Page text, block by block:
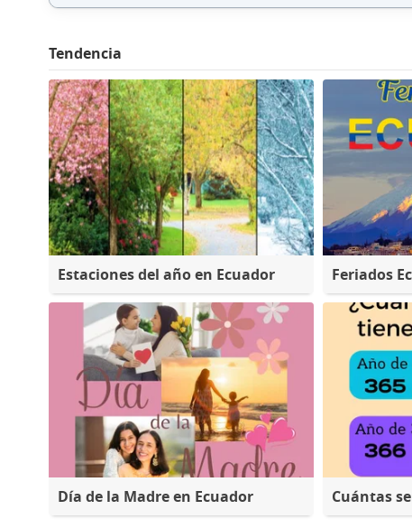
Tendencia
Estaciones del año en Ecuador Feriados
Día de la Madre en Ecuador Cuántas